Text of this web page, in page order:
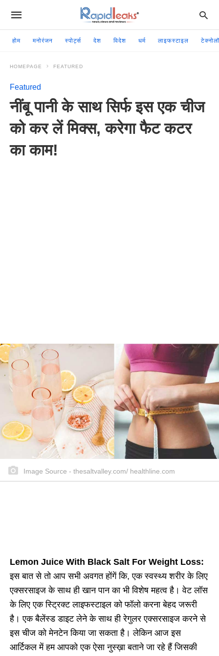
होम मनोरंजन स्पोर्ट्स देश विदेश धर्म लाइफस्टाइल
HOMEPAGE FEATURED
Featured
नींबू पानी के साथ सिर्फ इस एक चीज
को कर लें मिक्स, करेगा फैट कटर
का काम!
Image Source - thesaltvalley.com/ healthline.com
Lemon Juice With Black Salt For Weight Loss:
इस बात से तो आप सभी अवगत होंगें कि, एक स्वस्थ्य शरीर के लिए
एक्सरसाइज के साथ ही खान पान का भी विशेष महत्व है। वेट लॉस
के लिए एक स्ट्रिक्ट लाइफस्टाइल को फॉलो करना बेहद जरूरी
है। एक बैलेंस्ड डाइट लेने के साथ ही रेगुलर एक्सरसाइज करने से
इस चीज को मेनटेन किया जा सकता है। लेकिन आज इस
आर्टिकल में हम आपको एक ऐसा नुस्ख़ा बताने जा रहे हैं जिसकी